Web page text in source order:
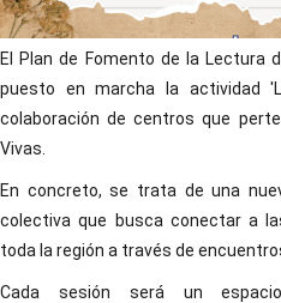
El Plan de Fomento de la Lectura
puesto en marcha la actividad
colaboración de centros que
Vivas.
En concreto, se trata de una
colectiva que busca conectar a
toda la región a través de
Cada sesión será un